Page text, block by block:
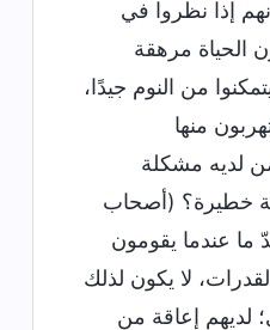
إذا نظروا في
الحياة مرهقة
من النوم جيدًا،
منها
لديه مشكلة
خطيرة؟ (أصحاب
ما عندما يقومون
لا يكون لذلك
لديهم إعاقة من